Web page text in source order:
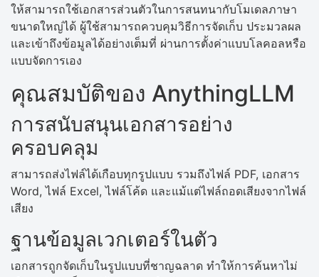
ให้สามารถใช้เอกสารส่วนตัวในการสนทนากับโมเดลภาษา
ขนาดใหญ่ได้ ผู้ใช้สามารถควบคุมวิธีการจัดเก็บ ประมวลผล
และเข้าถึงข้อมูลได้อย่างเต็มที่ ผ่านการตั้งค่าแบบโลคอลหรือ
แบบจัดการเอง
คุณสมบัติของ AnythingLLM
การสนับสนุนเอกสารอย่าง
ครอบคลุม
สามารถส่งไฟล์ได้เกือบทุกรูปแบบ รวมถึงไฟล์ PDF, เอกสาร
Word, ไฟล์ Excel, ไฟล์โค้ด และแม้แต่ไฟล์ถอดเสียงจากไฟล์
เสียง
ฐานข้อมูลเวกเตอร์ในตัว
เอกสารถูกจัดเก็บในรูปแบบที่ชาญฉลาด ทำให้การค้นหาไม่